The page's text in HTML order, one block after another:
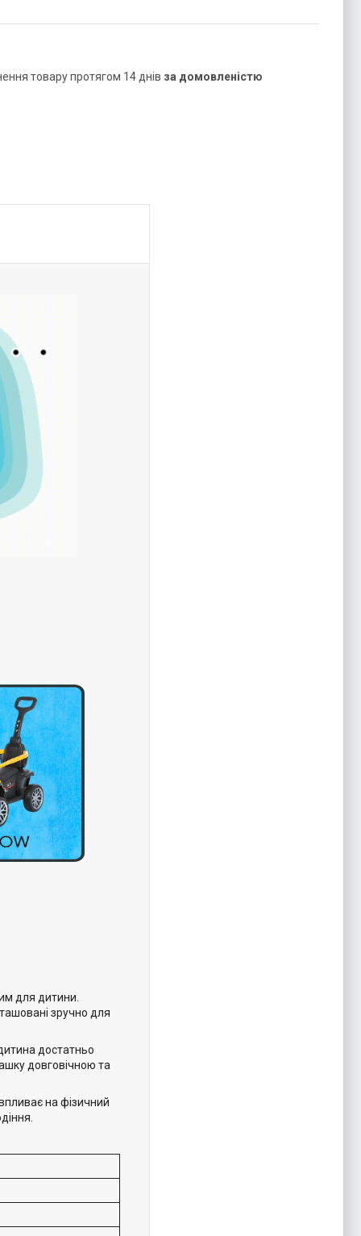
товару протягом 14 днів за домовленістю
для дитини.
зручно для
достатньо
довговічною та
на фізичний